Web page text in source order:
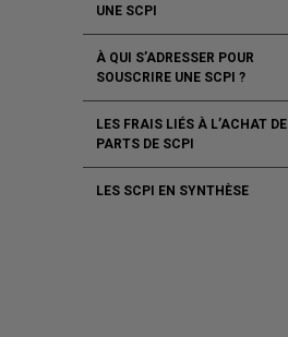
UNE SCPI
À QUI S’ADRESSER POUR
SOUSCRIRE UNE SCPI ?
LES FRAIS LIÉS À L’ACHAT DE
PARTS DE SCPI
LES SCPI EN SYNTHÈSE